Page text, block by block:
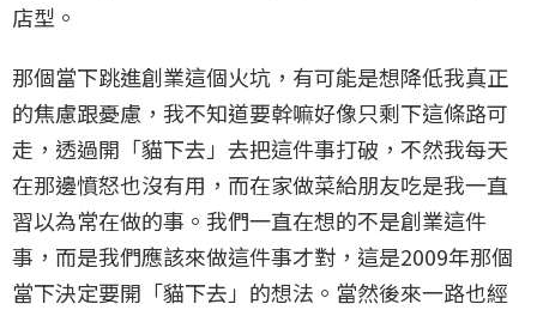
店型。
那個當下跳進創業這個火坑，有可能是想降低我真正
的焦慮跟憂慮，我不知道要幹嘛好像只剩下這條路可
走，透過開「貓下去」去把這件事打破，不然我每天
在那邊憤怒也沒有用，而在家做菜給朋友吃是我一直
習以為常在做的事。我們一直在想的不是創業這件
事，而是我們應該來做這件事才對，這是2009年那個
當下決定要開「貓下去」的想法。當然後來一路也經